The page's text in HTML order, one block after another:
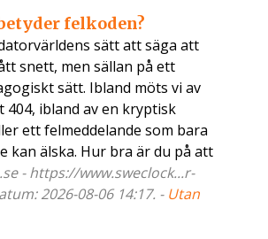
felkoden?
sätt att säga att
snett, men sällan på ett
sätt. Ibland möts vi av
404, ibland av en kryptisk
ett felmeddelande som bara
kan älska. Hur bra är du på att
- https://www.sweclock...r-
2026-08-06 14:17. - Utan